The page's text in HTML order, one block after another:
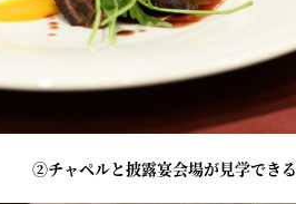
②チャペルと披露宴会場が見学できる